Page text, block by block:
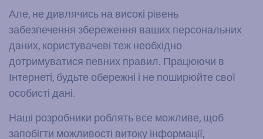
Але, не дивлячись на високі рівень
забезпечення збереження ваших персональних
даних, користувачеві теж необхідно
дотримуватися певних правил. Працюючи в
Інтернеті, будьте обережні і не поширюйте свої
особисті дані.
Наші розробники роблять все можливе, щоб
запобігти можливості витоку інформації,